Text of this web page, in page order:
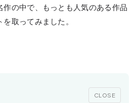
作の中で、もっとも人気のある作品
取ってみました。
CLOSE